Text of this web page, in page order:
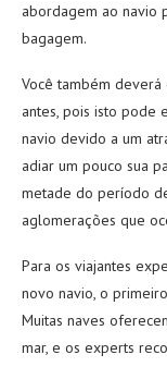
abordagem ao navio
bagagem.
Você também
antes, pois isto pode
navio devido a um
adiar um pouco sua
metade do período
aglomerações que
Para os viajantes
novo navio, o
Muitas naves
mar, e os experts